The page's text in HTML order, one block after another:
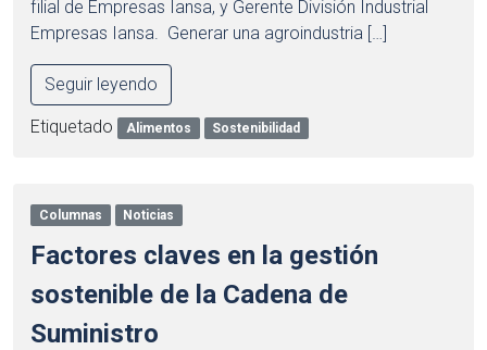
filial de Empresas Iansa, y Gerente División Industrial
Empresas Iansa. Generar una agroindustria […]
Seguir leyendo
Etiquetado Alimentos Sostenibilidad
Columnas Noticias
Factores claves en la gestión
sostenible de la Cadena de
Suministro